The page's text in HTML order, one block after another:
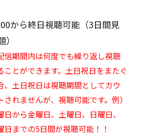
から終日視聴可能（3日間見
）
期間内は何度でも繰り返し視聴
ことができます。土日祝日をまたぐ
、土日祝日は視聴期間としてカウ
されませんが、視聴可能です。例）
日から金曜日、土曜日、日曜日、
日までの5日間が視聴可能！！